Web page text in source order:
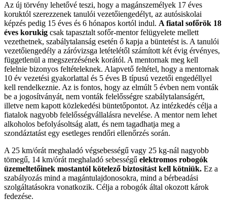
Az új törvény lehetővé teszi, hogy a magánszemélyek 17 éves
koruktól szerezzenek tanulói vezetőiengedélyt, az autósiskolai
képzés pedig 15 éves és 6 hónapos kortól indul. A fiatal sofőrök 18
éves korukig csak tapasztalt sofőr-mentor felügyelete mellett
vezethetnek, szabálytalanság esetén ő kapja a büntetést is. A tanulói
vezetőiengedély a záróvizsga letételétől számított két évig érvényes,
függetlenül a megszerzésének korától. A mentornak meg kell
felelnie bizonyos feltételeknek. Alapvető feltétel, hogy a mentornak
10 év vezetési gyakorlattal és 5 éves B típusú vezetői engedéllyel
kell rendelkeznie. Az is fontos, hogy az elmúlt 5 évben nem vonták
be a jogosítványát, nem vonták felelősségre szabálytalanságért,
illetve nem kapott közlekedési büntetőpontot. Az intézkedés célja a
fiatalok nagyobb felelősségvállalásra nevelése. A mentor nem lehet
alkoholos befolyásoltság alatt, és nem tagadhatja meg a
szondáztatást egy esetleges rendőri ellenőrzés során.
A 25 km/órát meghaladó végsebességű vagy 25 kg-nál nagyobb
tömegű, 14 km/órát meghaladó sebességű elektromos robogók
üzemeltetőinek mostantól kötelező biztosítást kell kötniük. Ez a
szabályozás mind a magántulajdonosokra, mind a bérbeadási
szolgáltatásokra vonatkozik. Célja a robogók által okozott károk
fedezése.